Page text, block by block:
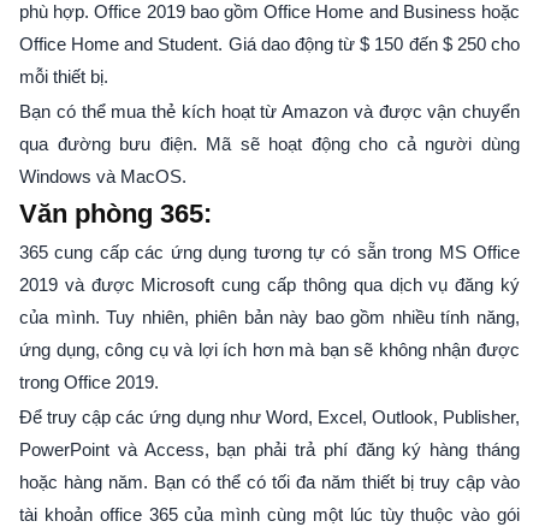
phù hợp. Office 2019 bao gồm Office Home and Business hoặc
Office Home and Student. Giá dao động từ $ 150 đến $ 250 cho
mỗi thiết bị.
Bạn có thể mua thẻ kích hoạt từ Amazon và được vận chuyển
qua đường bưu điện. Mã sẽ hoạt động cho cả người dùng
Windows và MacOS.
Văn phòng 365:
365 cung cấp các ứng dụng tương tự có sẵn trong MS Office
2019 và được Microsoft cung cấp thông qua dịch vụ đăng ký
của mình. Tuy nhiên, phiên bản này bao gồm nhiều tính năng,
ứng dụng, công cụ và lợi ích hơn mà bạn sẽ không nhận được
trong Office 2019.
Để truy cập các ứng dụng như Word, Excel, Outlook, Publisher,
PowerPoint và Access, bạn phải trả phí đăng ký hàng tháng
hoặc hàng năm. Bạn có thể có tối đa năm thiết bị truy cập vào
tài khoản office 365 của mình cùng một lúc tùy thuộc vào gói